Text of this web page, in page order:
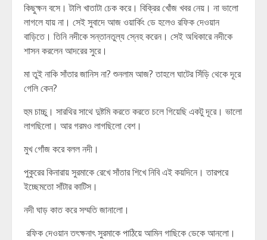
কিছুক্ষন বসে। টালি খাতাটা চেক করে। বিক্রির খোঁজ খবর নেয়। না ভালো
লাগলে যায় না। সেই সুবাদে আজ ওয়ার্কিং ডে হলেও রফিক দেওয়ান
বাড়িতে। তিনি নদীকে সন্তানতুল্য স্নেহ করেন। সেই অধিকারে নদীকে
শাসন করলেন আদরের সুরে।
মা তুই নাকি সাঁতার জানিস না? শুনলাম আজ? তাহলে ঘাটের সিঁড়ি থেকে দূরে
গেলি কেন?
হুম চাচ্চু। সারথির সাথে দুষ্টমি করতে করতে চলে গিয়েছি একটু দূরে। ভালো
লাগছিলো। আর গরমও লাগছিলো বেশ।
মুখ গোঁজ করে বলল নদী।
পুকুরের কিনারায় সুরমাকে রেখে সাঁতার শিখে নিবি এই কয়দিনে। তারপরে
ইচ্ছেমতো সাঁটার কাটিস।
নদী ঘাড় কাত করে সম্মতি জানালো।
রফিক দেওয়ান তৎক্ষনাৎ সুরমাকে পাঠিয়ে আমিন গাছিকে ডেকে আনলো।